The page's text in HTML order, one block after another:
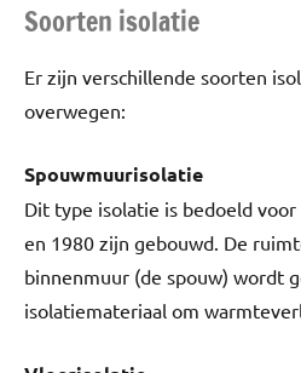
Soorten isolatie
Er zijn verschillende soorten
overwegen:
Spouwmuurisolatie
Dit type isolatie is bedoeld
en 1980 zijn gebouwd. De
binnenmuur (de spouw) wordt
isolatiemateriaal om